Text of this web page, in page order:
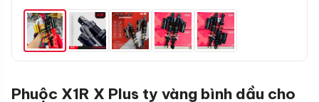
Phuộc X1R X Plus ty vàng bình dầu cho